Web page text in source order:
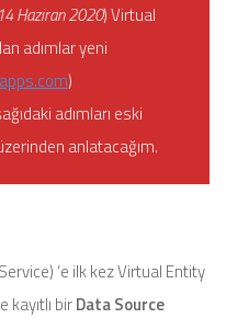
Haziran 2020) Virtual
adımlar yeni
)
adımları eski
anlatacağım.
‘e ilk kez Virtual Entity
birData Source